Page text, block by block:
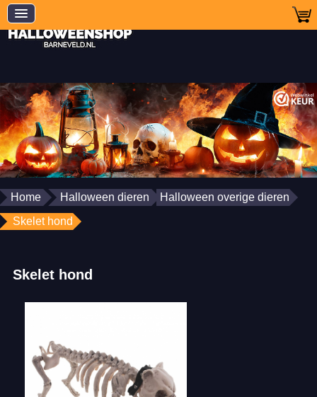
Home Halloween dieren
Halloween overige dieren
Skelet hond
Skelet hond